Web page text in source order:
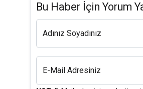
Bu Haber İçin Yorum
Adınız Soyadınız
E-Mail Adresiniz